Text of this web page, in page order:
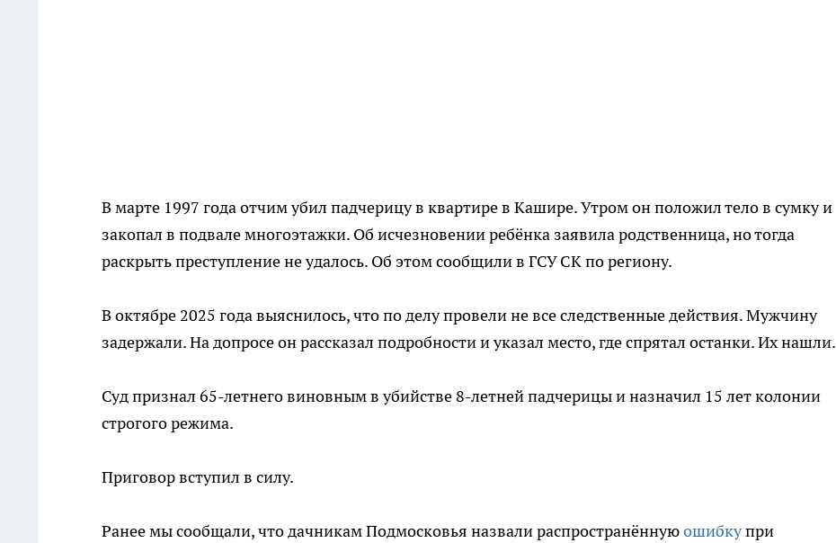
В марте 1997 года отчим убил падчерицу в квартире в Кашире. Утром он положил тело в сумку и
закопал в подвале многоэтажки. Об исчезновении ребёнка заявила родственница, но тогда
раскрыть преступление не удалось. Об этом сообщили в ГСУ СК по региону.
В октябре 2025 года выяснилось, что по делу провели не все следственные действия. Мужчину
задержали. На допросе он рассказал подробности и указал место, где спрятал останки. Их нашли.
Суд признал 65-летнего виновным в убийстве 8-летней падчерицы и назначил 15 лет колонии
строгого режима.
Приговор вступил в силу.
Ранее мы сообщали, что дачникам Подмосковья назвали распространённуюошибкупри